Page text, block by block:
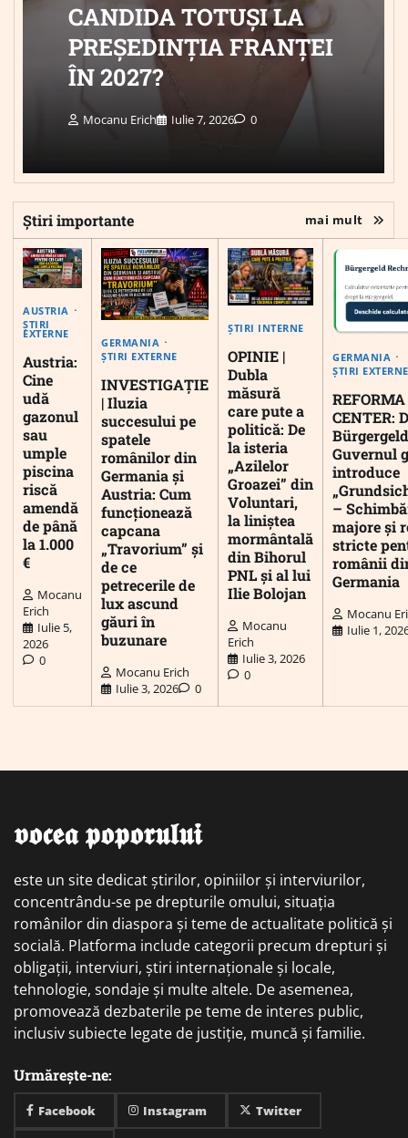
CANDIDA TOTUȘI LA
PREȘEDINȚIA FRANȚEI
ÎN 2027?
Mocanu Erich Iulie 7, 2026 0
Știri importante mai mult
AUSTRIA
ȘTIRI
EXTERNE
Austria:
Cine
udă
gazonul
sau
umple
piscina
riscă
amendă
de până
la 1.000
€
Mocanu
Erich
Iulie 5,
2026
0
GERMANIA
ȘTIRI EXTERNE
INVESTIGAȚIE
| Iluzia
succesului pe
spatele
românilor din
Germania și
Austria: Cum
funcționează
capcana
„Travorium” și
de ce
petrecerile de
lux ascund
găuri în
buzunare
Mocanu Erich
Iulie 3, 2026
0
ȘTIRI INTERNE
OPINIE |
Dubla
măsură
care pute a
politică: De
la isteria
„Azilelor
Groazei” din
Voluntari,
la liniștea
mormântală
din Bihorul
PNL și al lui
Ilie Bolojan
Mocanu
Erich
Iulie 3, 2026
0
GERMANIA
ȘTIRI EXTERNE
CENTER:
Guvernul
introduce
–
majore și
stricte
românii
Germania
Mocanu
Iulie 1,
𝖛𝖔𝖈𝖊𝖆 𝖕𝖔𝖕𝖔𝖗𝖚𝖑𝖚𝖎
este un site dedicat știrilor, opiniilor și interviurilor,
concentrându-se pe drepturile omului, situația
românilor din diaspora și teme de actualitate politică și
socială. Platforma include categorii precum drepturi și
obligații, interviuri, știri internaționale și locale,
tehnologie, sondaje și multe altele. De asemenea,
promovează dezbaterile pe teme de interes public,
inclusiv subiecte legate de justiție, muncă și familie.
Urmărește-ne:
Facebook Instagram Twitter